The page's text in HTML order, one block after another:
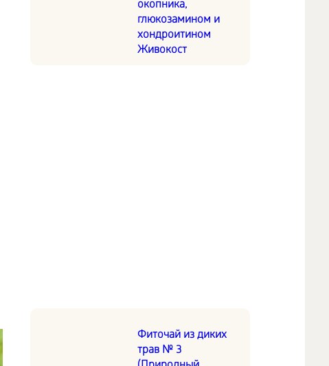
окопника,
глюкозамином и
хондроитином
Живокост
Фиточай из диких
трав № 3